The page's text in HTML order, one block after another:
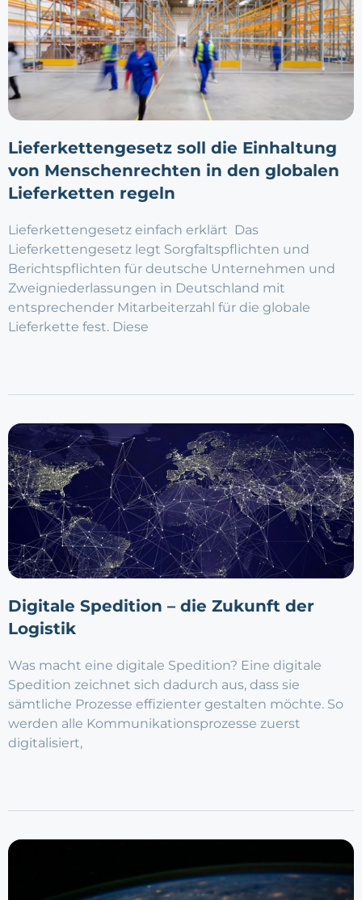
Lieferkettengesetz soll die Einhaltung
von Menschenrechten in den globalen
Lieferketten regeln
Lieferkettengesetz einfach erklärt Das
Lieferkettengesetz legt Sorgfaltspflichten und
Berichtspflichten für deutsche Unternehmen und
Zweigniederlassungen in Deutschland mit
entsprechender Mitarbeiterzahl für die globale
Lieferkette fest. Diese
Digitale Spedition – die Zukunft der
Logistik
Was macht eine digitale Spedition? Eine digitale
Spedition zeichnet sich dadurch aus, dass sie
sämtliche Prozesse effizienter gestalten möchte. So
werden alle Kommunikationsprozesse zuerst
digitalisiert,